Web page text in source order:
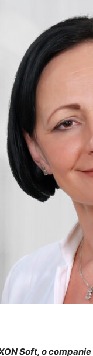
Soft, o